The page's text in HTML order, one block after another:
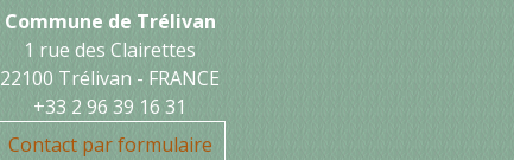
Commune de Trélivan
1 rue des Clairettes
22100 Trélivan - FRANCE
+33 2 96 39 16 31
Contact par formulaire